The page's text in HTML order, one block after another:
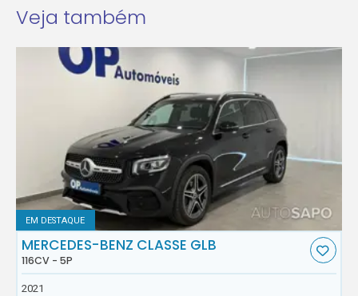
Veja também
EM DESTAQUE
MERCEDES-BENZ CLASSE GLB
116CV - 5P
2021